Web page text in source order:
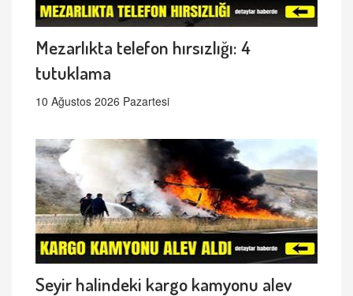
Mezarlıkta telefon hırsızlığı: 4
tutuklama
10 Ağustos 2026 Pazartesi
Seyir halindeki kargo kamyonu alev